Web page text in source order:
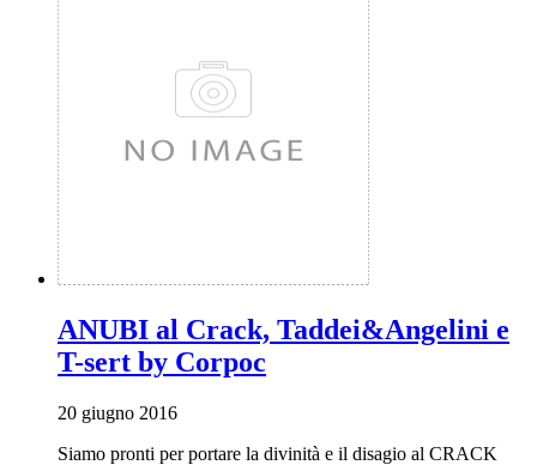
ANUBI al Crack, Taddei&Angelini e
T-sert by Corpoc
20 giugno 2016
Siamo pronti per portare la divinità e il disagio al CRACK